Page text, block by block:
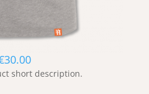
30.00
short description.